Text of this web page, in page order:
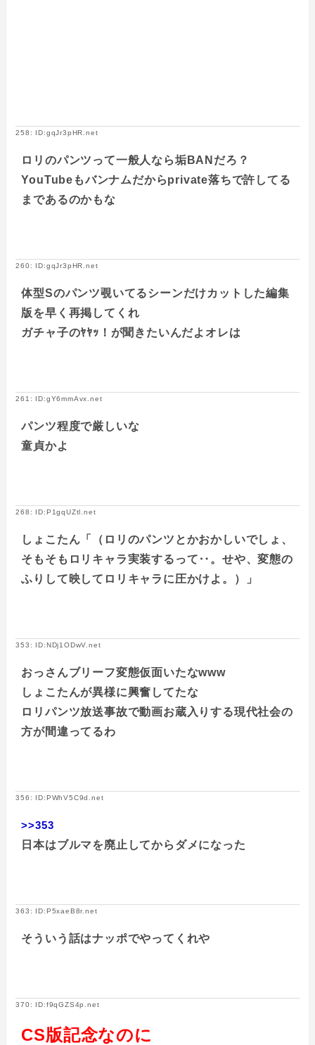
258: ID:gqJr3pHR.net
ロリのパンツって一般人なら垢BANだろ？
YouTubeもバンナムだからprivate落ちで許してる
まであるのかもな
260: ID:gqJr3pHR.net
体型Sのパンツ覗いてるシーンだけカットした編集
版を早く再掲してくれ
ガチャ子のﾔﾔｯ！が聞きたいんだよオレは
261: ID:gY6mmAvx.net
パンツ程度で厳しいな
童貞かよ
268: ID:P1gqUZtl.net
しょこたん「（ロリのパンツとかおかしいでしょ、
そもそもロリキャラ実装するって‥。せや、変態の
ふりして映してロリキャラに圧かけよ。）」
353: ID:NDj1ODwV.net
おっさんブリーフ変態仮面いたなwww
しょこたんが異様に興奮してたな
ロリパンツ放送事故で動画お蔵入りする現代社会の
方が間違ってるわ
356: ID:PWhV5C9d.net
>>353
日本はブルマを廃止してからダメになった
363: ID:P5xaeB8r.net
そういう話はナッポでやってくれや
370: ID:f9qGZS4p.net
CS版記念なのに